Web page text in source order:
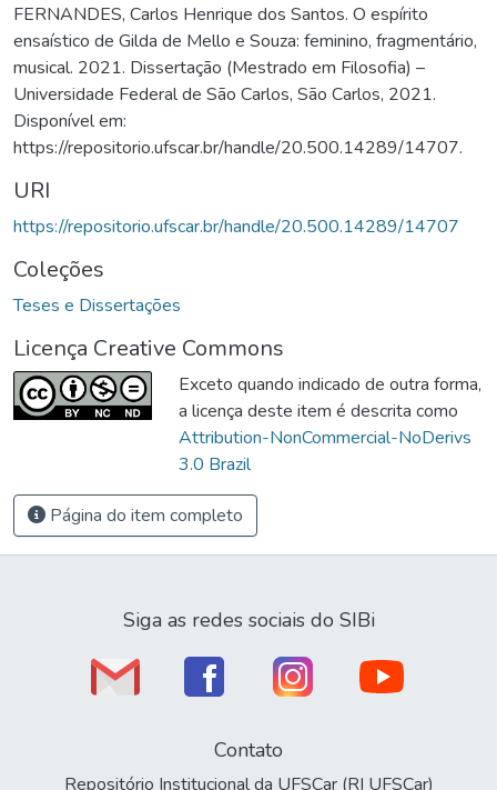
FERNANDES, Carlos Henrique dos Santos. O espírito
ensaístico de Gilda de Mello e Souza: feminino, fragmentário,
musical. 2021. Dissertação (Mestrado em Filosofia) –
Universidade Federal de São Carlos, São Carlos, 2021.
Disponível em:
https://repositorio.ufscar.br/handle/20.500.14289/14707.
URI
https://repositorio.ufscar.br/handle/20.500.14289/14707
Coleções
Teses e Dissertações
Licença Creative Commons
Exceto quando indicado de outra forma,
a licença deste item é descrita como
Attribution-NonCommercial-NoDerivs
3.0 Brazil
Página do item completo
Siga as redes sociais do SIBi
Contato
Repositório Institucional da UFSCar (RI UFSCar)